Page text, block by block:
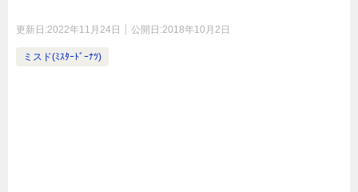
更新日:2022年11月24日 公開日:2018年10月2日
ミスド(ﾐｽﾀｰﾄﾞｰﾅﾂ)